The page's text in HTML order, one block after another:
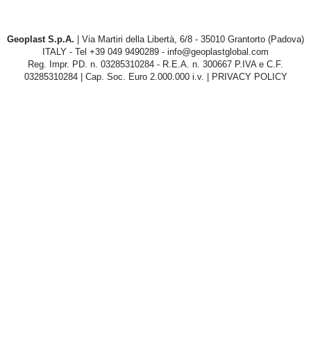
Geoplast S.p.A. | Via Martiri della Libertà, 6/8 - 35010 Grantorto (Padova)
ITALY - Tel +39 049 9490289 - info@geoplastglobal.com
Reg. Impr. PD. n. 03285310284 - R.E.A. n. 300667 P.IVA e C.F.
03285310284 | Cap. Soc. Euro 2.000.000 i.v. |
PRIVACY POLICY